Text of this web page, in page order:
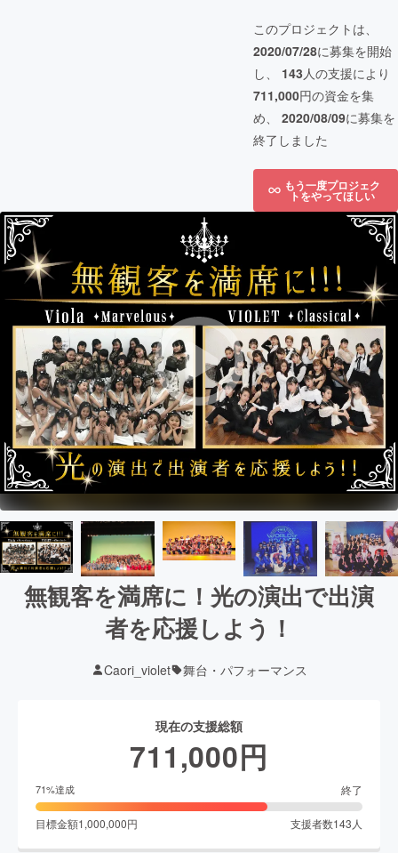
このプロジェクトは、
2020/07/28に募集を開始
し、 143人の支援により
711,000円の資金を集
め、 2020/08/09に募集を
終了しました
もう一度プロジェク
トをやってほしい
無観客を満席に！光の演出で出演
者を応援しよう！
Caori_violet 舞台・パフォーマンス
現在の支援総額
711,000円
71%達成 終了
目標金額1,000,000円 支援者数143 人